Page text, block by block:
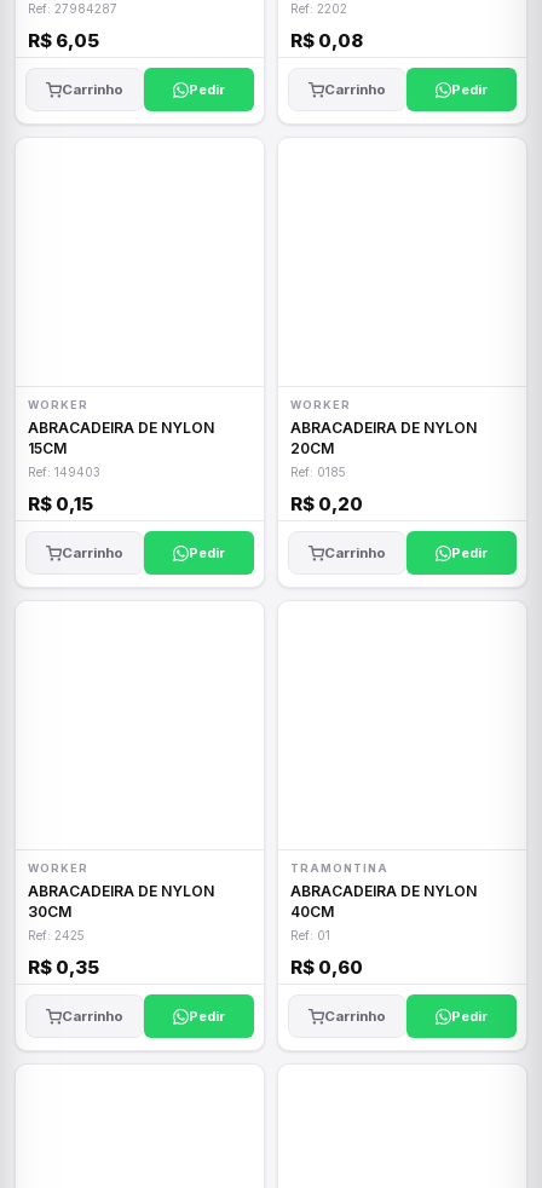
Ref: 27984287
R$ 6,05
Carrinho Pedir
Ref: 2202
R$ 0,08
Carrinho Pedir
WORKER
ABRACADEIRA DE NYLON
15CM
Ref: 149403
R$ 0,15
Carrinho Pedir
WORKER
ABRACADEIRA DE NYLON
20CM
Ref: 0185
R$ 0,20
Carrinho Pedir
WORKER
ABRACADEIRA DE NYLON
30CM
Ref: 2425
R$ 0,35
Carrinho Pedir
TRAMONTINA
ABRACADEIRA DE NYLON
40CM
Ref: 01
R$ 0,60
Carrinho Pedir